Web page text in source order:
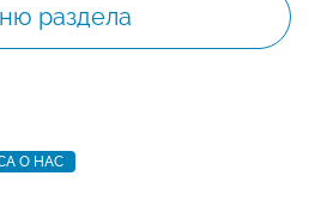
раздела
О НАС